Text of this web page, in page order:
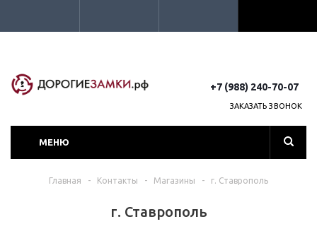
+7 (988) 240-70-07
ЗАКАЗАТЬ ЗВОНОК
МЕНЮ
Главная - Контакты - Магазины - г. Ставрополь
г. Ставрополь